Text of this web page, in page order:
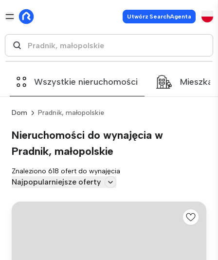
Utwórz SearchAgenta
Wszystkie nieruchomości
Dom Pradnik, małopolskie
Nieruchomości do wynajęcia w
Pradnik, małopolskie
Znaleziono 618 ofert do wynajęcia
Najpopularniejsze oferty